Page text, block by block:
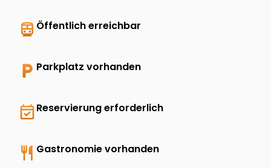
directions_transit Öffentlich erreichbar
local_parking Parkplatz vorhanden
event_availableReservierung erforderlich
restaurant Gastronomie vorhanden